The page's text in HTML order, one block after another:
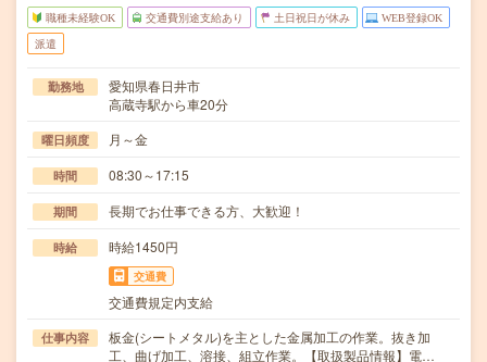
職種未経験OK 交通費別途支給あり 土日祝日が休み WEB登録OK
派遣
勤務地
愛知県春日井市
高蔵寺駅から車20分
曜日頻度 月～金
時間 08:30～17:15
期間 長期でお仕事できる方、大歓迎！
時給 時給1450円
交通費
交通費規定内支給
仕事内容
板金(シートメタル)を主とした金属加工の作業。抜き加
工、曲げ加工、溶接、組立作業。【取扱製品情報】電…